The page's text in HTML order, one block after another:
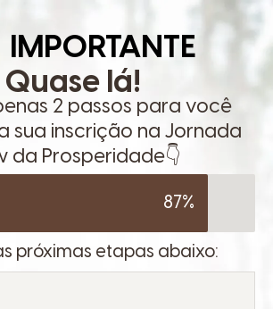
IMPORTANTE
Quase lá!
2 passos para você
sua inscrição na Jornada
da Prosperidade👇
87%
próximas etapas abaixo: